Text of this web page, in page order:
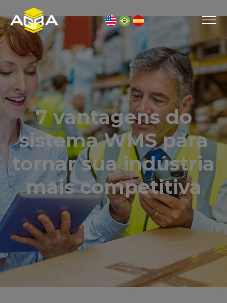
7 vantagens do
sistema WMS para
tornar sua indústria
mais competitiva